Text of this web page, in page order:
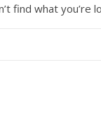
find what you’re